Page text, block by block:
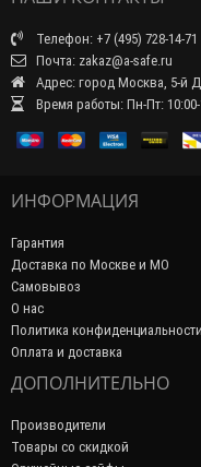
Телефон: +7 (495) 728-14-71
Почта: zakaz@a-safe.ru
Адрес: город Москва, 5-й
Время работы: Пн-Пт:
ИНФОРМАЦИЯ
Гарантия
Доставка по Москве и МО
Самовывоз
О нас
Политика конфиденциальности
Оплата и доставка
ДОПОЛНИТЕЛЬНО
Производители
Товары со скидкой